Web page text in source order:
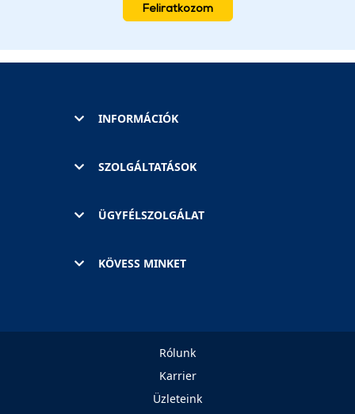
Feliratkozom
INFORMÁCIÓK
SZOLGÁLTATÁSOK
ÜGYFÉLSZOLGÁLAT
KÖVESS MINKET
Rólunk
Karrier
Üzleteink